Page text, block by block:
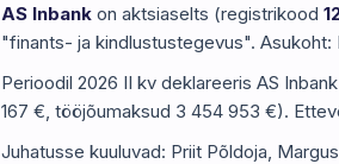
AS Inbank on aktsiaselts (registrikood
"finants- ja kindlustustegevus". Asukoht:
Perioodil 2026 II kv deklareeris AS
167 €, tööjõumaksud 3 454 953 €).
Juhatusse kuuluvad: Priit Põldoja,